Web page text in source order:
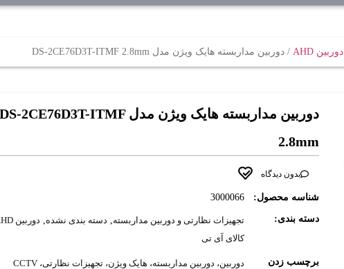
دوربین AHD / دوربین مداربسته هایک ویژن مدل DS-2CE76D3T-ITMF 2.8mm
دوربین مداربسته هایک ویژن مدل DS-2CE76D3T-ITMF
2.8mm
بدون دیدگاه
شناسه محصول: 3000066
دسته بندی: تجهیزات نظارتی و دوربین مداربسته دسته بندی نشده
دوربین AHD
کالای آی تی
برچسب زدن دوربین، دوربین مداربسته، هایک ویژن، تجهیزات نظارتی، CCTV